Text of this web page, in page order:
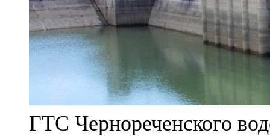
ГТС Чернореченского